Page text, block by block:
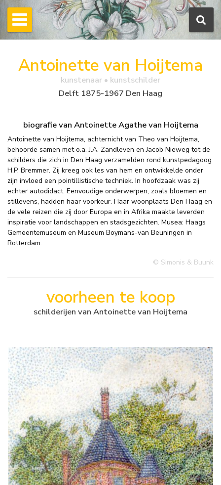
Antoinette van Hoijtema
kunstenaar • kunstschilder
Delft 1875-1967 Den Haag
biografie van Antoinette Agathe van Hoijtema
Antoinette van Hoijtema, achternicht van Theo van Hoijtema,
behoorde samen met o.a. J.A. Zandleven en Jacob Nieweg tot de
schilders die zich in Den Haag verzamelden rond kunstpedagoog
H.P. Bremmer. Zij kreeg ook les van hem en ontwikkelde onder
zijn invloed een pointillistische techniek. In hoofdzaak was zij
echter autodidact. Eenvoudige onderwerpen, zoals bloemen en
stillevens, hadden haar voorkeur. Haar woonplaats Den Haag en
de vele reizen die zij door Europa en in Afrika maakte leverden
inspiratie voor landschappen en stadsgezichten. Musea: Haags
Gemeentemuseum en Museum Boymans-van Beuningen in
Rotterdam.
© Simonis & Buunk
voorheen te koop
schilderijen van Antoinette van Hoijtema